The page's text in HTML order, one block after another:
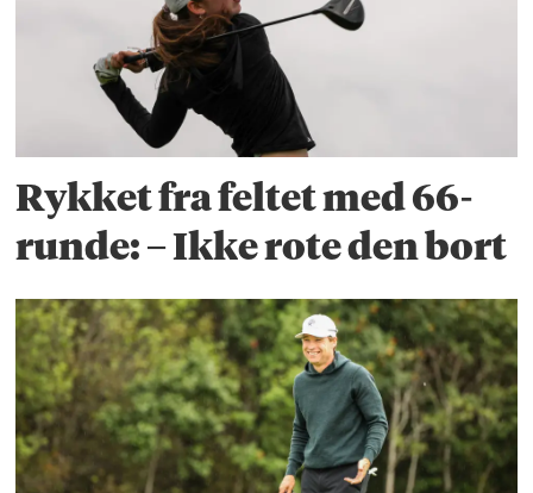
Rykket fra feltet med 66-
runde: – Ikke rote den bort